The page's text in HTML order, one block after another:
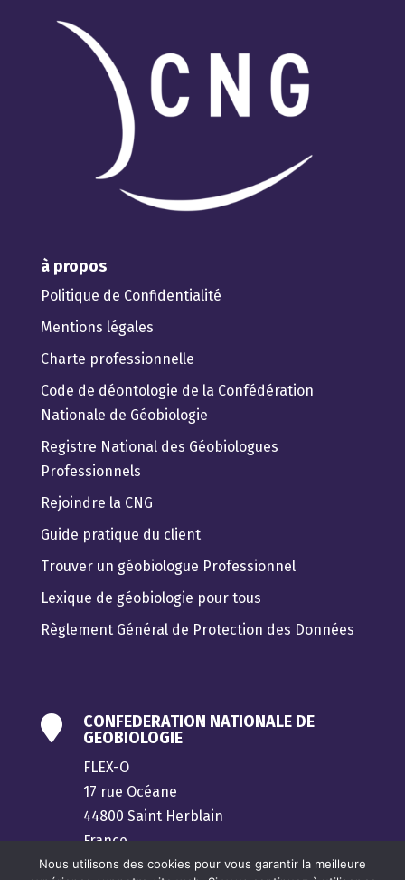
à propos
Politique de Confidentialité
Mentions légales
Charte professionnelle
Code de déontologie de la Confédération
Nationale de Géobiologie
Registre National des Géobiologues
Professionnels
Rejoindre la CNG
Guide pratique du client
Trouver un géobiologue Professionnel
Lexique de géobiologie pour tous
Règlement Général de Protection des Données

CONFEDERATION NATIONALE DE
GEOBIOLOGIE
FLEX-O
17 rue Océane
44800 Saint Herblain
France
Nous utilisons des cookies pour vous garantir la meilleure